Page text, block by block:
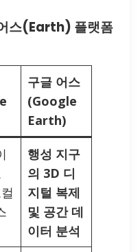
스(Earth) 플랫폼
구글 어스
(Google
Earth)
행성 지구
의 3D 디
지털 복제
및 공간 데
이터 분석